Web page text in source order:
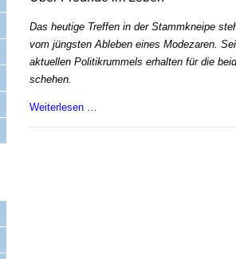
Das heutige Treffen in der Stammkneipe
vom jüngsten Ableben eines Modezaren.
aktuellen Politikrummels erhalten für die
schehen.
Weiterlesen …
Freunde